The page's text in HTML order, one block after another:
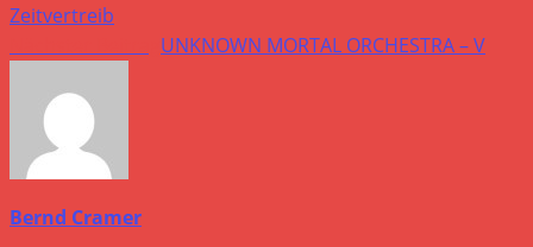
Zeitvertreib
UNKNOWN MORTAL ORCHESTRA – V
Bernd Cramer